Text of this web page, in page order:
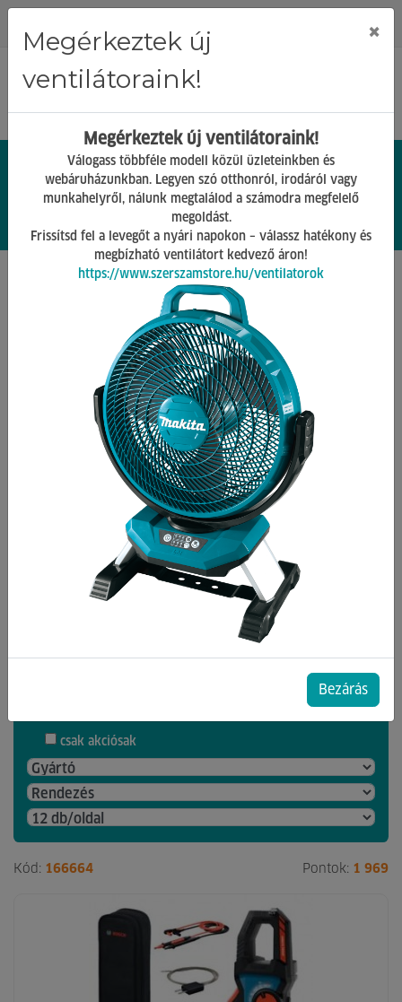
0 0.
Barkács Gépek
Digitális mérőeszközök
Lakatfogó
Vissza
Kategóriák
Lézeres Távolságmérő
Lézeres Szintező
Multiméter
csak akciósak
Kód: 166664 Pontok: 1 969
Megérkeztek új
ventilátoraink!
×
Megérkeztek új ventilátoraink!
Válogass többféle modell közül üzleteinkben és
webáruházunkban. Legyen szó otthonról, irodáról vagy
munkahelyről, nálunk megtalálod a számodra megfelelő
megoldást.
Frissítsd fel a levegőt a nyári napokon – válassz hatékony és
megbízható ventilátort kedvező áron!
https://www.szerszamstore.hu/ventilatorok
Bezárás